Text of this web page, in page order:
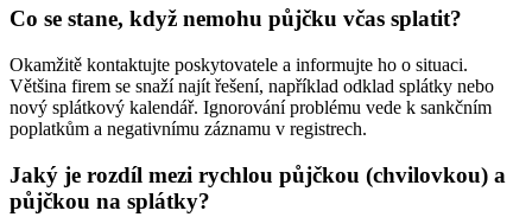
Co se stane, když nemohu půjčku včas splatit?
Okamžitě kontaktujte poskytovatele a informujte ho o situaci.
Většina firem se snaží najít řešení, například odklad splátky nebo
nový splátkový kalendář. Ignorování problému vede k sankčním
poplatkům a negativnímu záznamu v registrech.
Jaký je rozdíl mezi rychlou půjčkou (chvilovkou) a
půjčkou na splátky?